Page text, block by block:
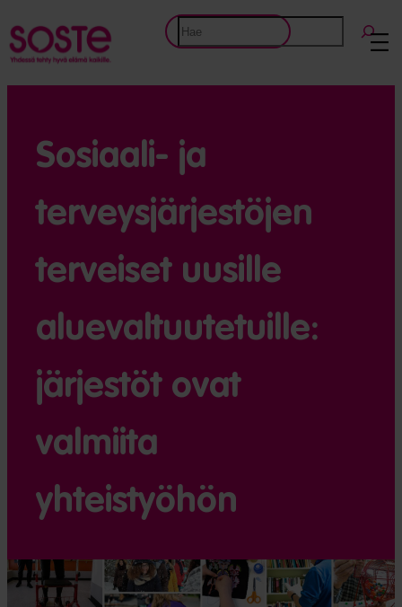
Etsi
Sosiaali- ja
terveysjärjestöjen
terveiset uusille
aluevaltuutetuille:
järjestöt ovat
valmiita
yhteistyöhön